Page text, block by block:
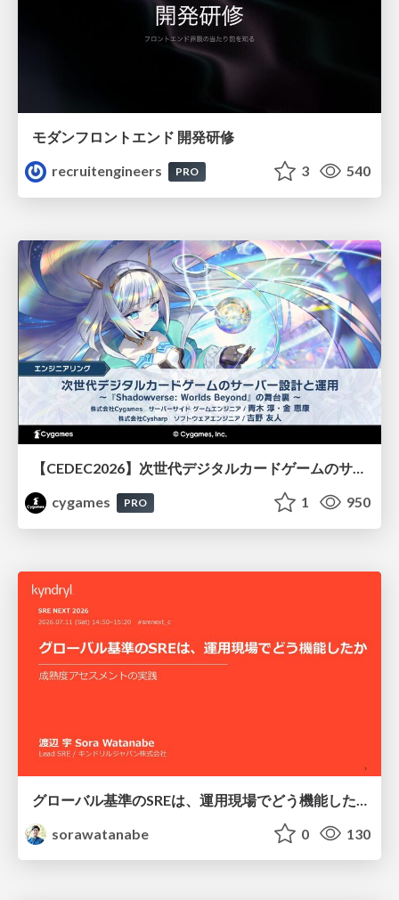
モダンフロントエンド 開発研修
recruitengineers
PRO 3 540
【CEDEC2026】次世代デジタルカードゲームのサーバー設計と運用 〜『Shadowverse: Worlds Beyond』の舞台裏～
cygames
PRO 1 950
sorawatanabe
0 130